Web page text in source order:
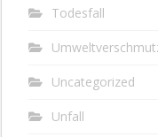
Todesfall
Uncategorized
Unfall